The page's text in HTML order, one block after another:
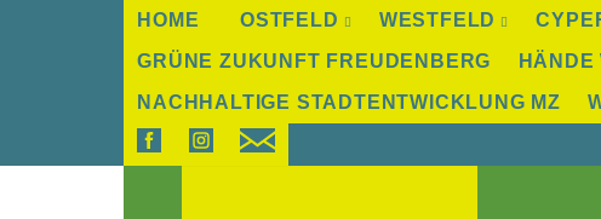
Skip
HOME OSTFELD WESTFELD
GRÜNE ZUKUNFT FREUDENBERG
HÄNDE
NACHHALTIGE STADTENTWICKLUNG MZ